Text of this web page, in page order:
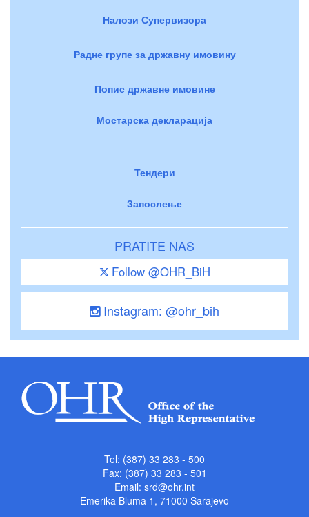
Налози Супервизора
Радне групе за државну имовину
Попис државне имовине
Мостарска декларација
Тендери
Запослење
PRATITE NAS
Follow @OHR_BiH
Instagram: @ohr_bih
Tel: (387) 33 283 - 500
Fax: (387) 33 283 - 501
Email: srd@ohr.int
Emerika Bluma 1, 71000 Sarajevo